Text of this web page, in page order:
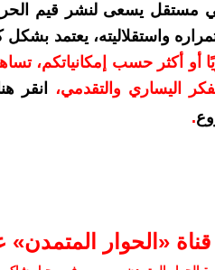
يسعى لنشر قيم الحرية،
واستقلاليته، يعتمد
دولارات سنويًا أو أكثر حسب
اليساري والتقدمي،
انقر
.
‫«الحوار المتمدن»